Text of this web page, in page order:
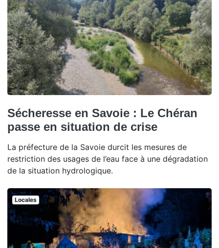
Sécheresse en Savoie : Le Chéran
passe en situation de crise
La préfecture de la Savoie durcit les mesures de
restriction des usages de l’eau face à une dégradation
de la situation hydrologique.
Locales